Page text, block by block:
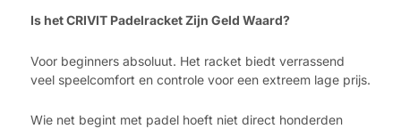
Is het CRIVIT Padelracket Zijn Geld Waard?
Voor beginners absoluut. Het racket biedt verrassend
veel speelcomfort en controle voor een extreem lage prijs.
Wie net begint met padel hoeft niet direct honderden